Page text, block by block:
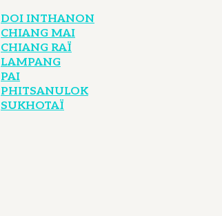
DOI INTHANON
CHIANG MAI
CHIANG RAÏ
LAMPANG
PAI
PHITSANULOK
SUKHOTAÏ